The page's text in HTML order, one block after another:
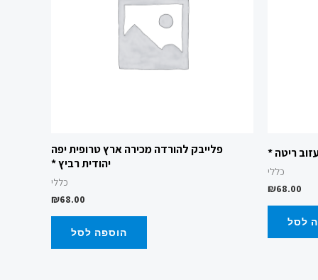
ריטה *
כללי
₪68.00
לסל
פלייבק להורדה מכירה ארץ טרופית יפה
יהודית רביץ *
כללי
₪68.00
הוספה לסל